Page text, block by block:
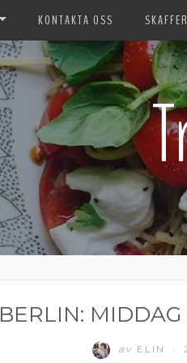
KONTAKTA OSS
BERLIN:
av ELIN